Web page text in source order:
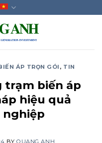
ÁP TRỌN GÓI , TIN
trạm biến áp
hiệu quả
nghiệp
BYQUANG ANH